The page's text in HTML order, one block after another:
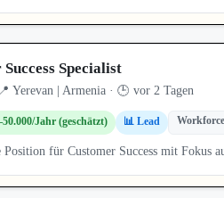
Specialist
Yerevan | Armenia · 🕒 vor 2 Tagen
Jahr (geschätzt) 📊 Lead
Position für Customer Success mit